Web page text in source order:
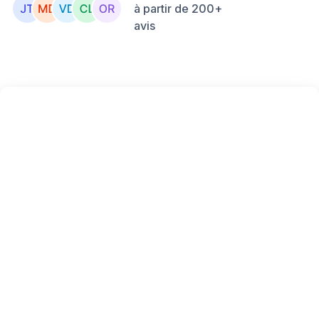
à partir de 200+
avis